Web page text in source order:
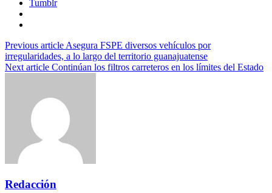
Tumblr
Previous article Asegura FSPE diversos vehículos por
irregularidades, a lo largo del territorio guanajuatense
Next article Continúan los filtros carreteros en los límites del Estado
Redacción